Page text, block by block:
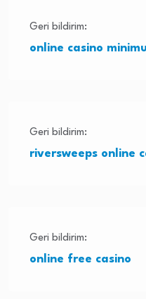
Geri bildirim:
online casino
Geri bildirim:
riversweeps online
Geri bildirim:
online free casino